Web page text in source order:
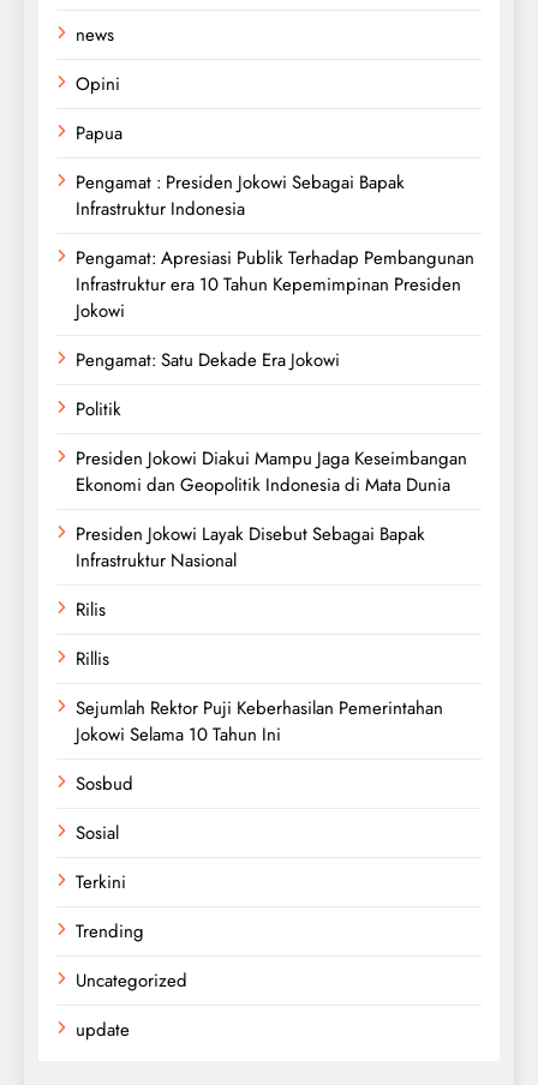
news
Opini
Papua
Pengamat : Presiden Jokowi Sebagai Bapak
Infrastruktur Indonesia
Pengamat: Apresiasi Publik Terhadap Pembangunan
Infrastruktur era 10 Tahun Kepemimpinan Presiden
Jokowi
Pengamat: Satu Dekade Era Jokowi
Politik
Presiden Jokowi Diakui Mampu Jaga Keseimbangan
Ekonomi dan Geopolitik Indonesia di Mata Dunia
Presiden Jokowi Layak Disebut Sebagai Bapak
Infrastruktur Nasional
Rilis
Rillis
Sejumlah Rektor Puji Keberhasilan Pemerintahan
Jokowi Selama 10 Tahun Ini
Sosbud
Sosial
Terkini
Trending
Uncategorized
update